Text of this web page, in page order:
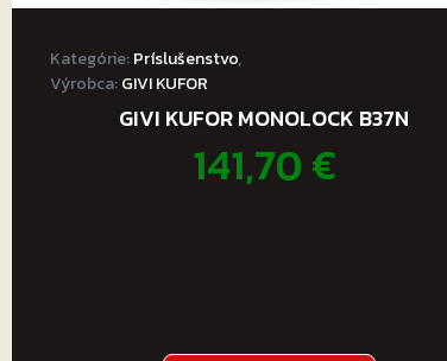
Kategórie:Príslušenstvo,
Výrobca:GIVI KUFOR
GIVI KUFOR MONOLOCK B37N
141,70€